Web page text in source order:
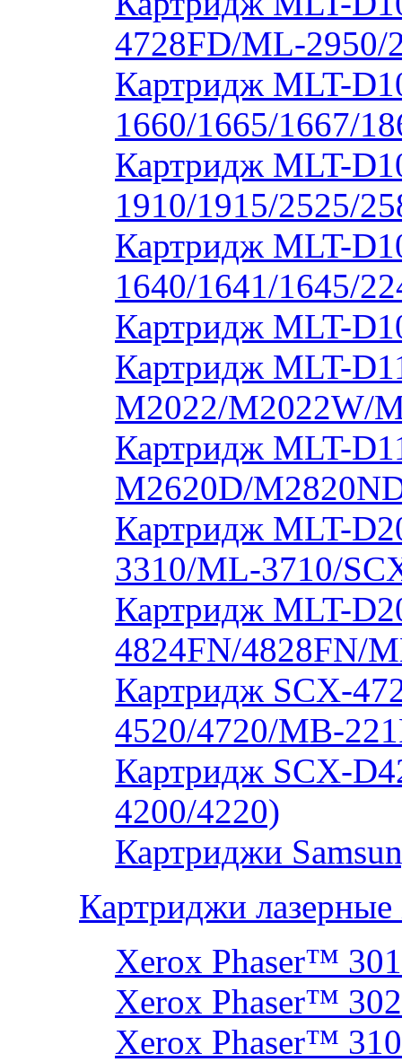
4728FD/ML-2950/
Картридж MLT-
1660/1665/1667/
Картридж MLT-
1910/1915/2525/
Картридж MLT-
1640/1641/1645/
Картридж MLT-
Картридж MLT-
M2022/M2022W/
Картридж MLT-
M2620D/
Картридж MLT-
3310/ML-3710/
Картридж MLT-
4824FN/4828FN/
Картридж SCX-
4520/4720/MB-
Картридж SCX-
4200/4220)
Картриджи
Картриджи
Xerox Phaser™
Xerox Phaser™
Xerox Phaser™